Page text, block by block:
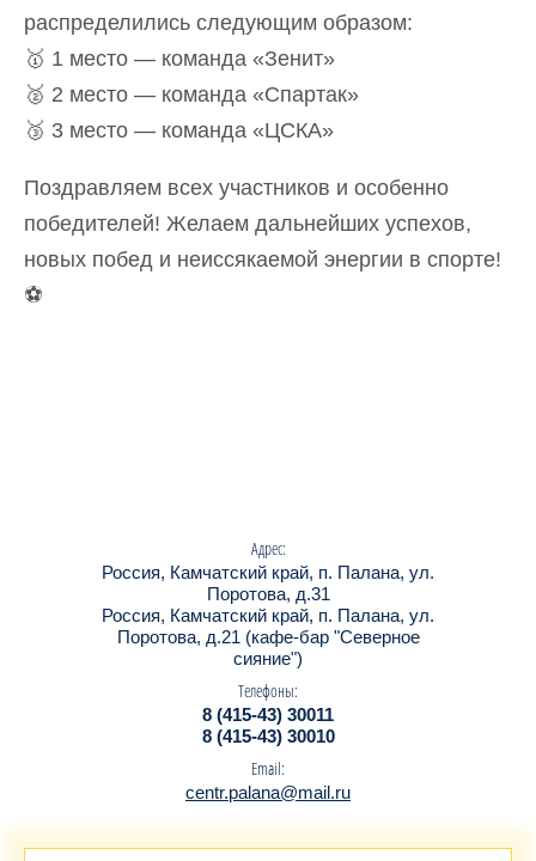
распределились следующим образом:
🥇 1 место — команда «Зенит»
🥈 2 место — команда «Спартак»
🥉 3 место — команда «ЦСКА»
Поздравляем всех участников и особенно
победителей! Желаем дальнейших успехов,
новых побед и неиссякаемой энергии в спорте!
⚽️
Адрес:
Россия, Камчатский край, п. Палана, ул.
Поротова, д.31
Россия, Камчатский край, п. Палана, ул.
Поротова, д.21 (кафе-бар "Северное
сияние")
Телефоны:
8 (415-43) 30011
8 (415-43) 30010
Email:
centr.palana@mail.ru